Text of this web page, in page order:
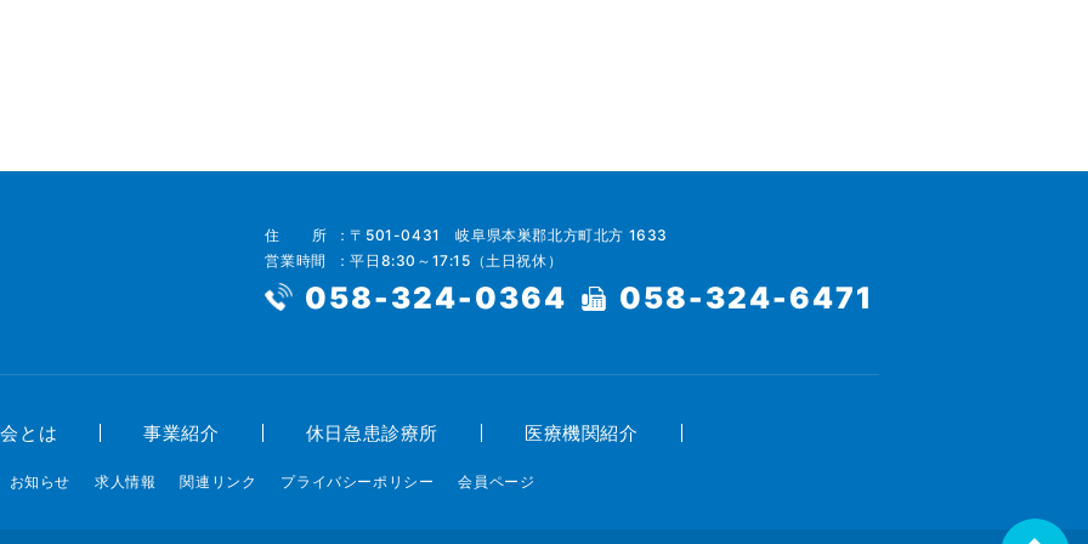
住所
〒501-0431 岐阜県本巣郡北方町北方 1633
営業時間
平日8:30～17:15（土日祝休）
058-324-0364 058-324-6471
とは 事業紹介 休日急患診療所 医療機関紹介
お知らせ 求人情報 関連リンク プライバシーポリシー 会員ページ